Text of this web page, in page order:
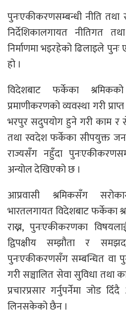
पुनःएकीकरणसम्बन्धी नीति
निर्देशिकालगायत नीतिगत
निर्माणमा भइरहेको ढिलाइले
हो ।
विदेशबाट फर्केका
प्रमाणीकरणको व्यवस्था गरी
भरपुर सदुपयोग हुने गरी काम र
तथा स्वदेश फर्केका सीपयुक्त
राज्यसँग नहुँदा
अन्योल देखिएको छ ।
आप्रवासी श्रमिकसँग
भारतलगायत विदेशबाट फर्केका
राख्न, पुनःएकीकरणका
द्विपक्षीय सम्झौता र
पुनःएकीकरणसँग सम्बन्धित वा
गरी सञ्चालित सेवा सुविधा तथा
प्रचारप्रसार गर्नुपर्नेमा जोड
लिनसकेको छैन ।